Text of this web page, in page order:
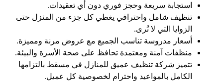
استجابة سريعة وحجز فوري دون أي تعقيدات.
تنظيف شامل واحترافي يغطي كل جزء من المنزل حتى
الزوايا التي لا تُرى.
أسعار مدروسة تناسب الجميع مع عروض مرنة ومميزة.
منظفات آمنة ومعتمدة تحافظ على صحة الأسرة والبيئة.
تتميز شركة تنظيف عميق للمنازل في مسقط بالتزامها
الكامل بالمواعيد واحترام لخصوصية كل عميل.